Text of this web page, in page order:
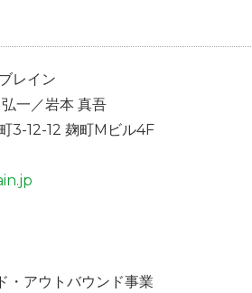
レイン
一／岩本 真吾
3-12-12 麹町Mビル4F
・アウトバウンド事業